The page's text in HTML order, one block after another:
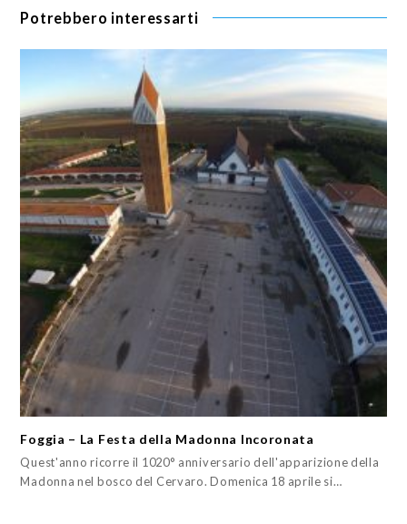
Potrebbero interessarti
Foggia – La Festa della Madonna Incoronata
Quest'anno ricorre il 1020° anniversario dell'apparizione della
Madonna nel bosco del Cervaro. Domenica 18 aprile si…